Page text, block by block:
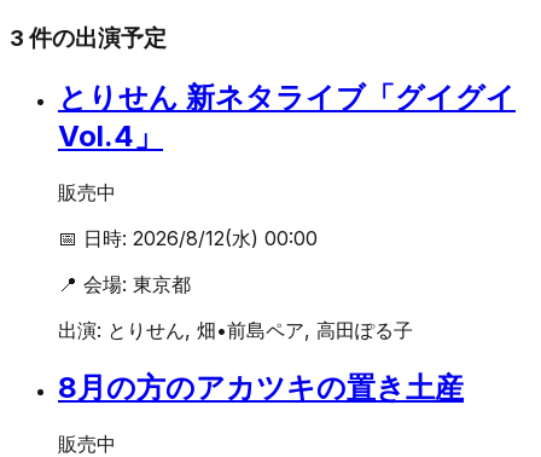
3 件の出演予定
とりせん 新ネタライブ「グイグイ
Vol.4」
販売中
📅 日時: 2026/8/12(水) 00:00
📍 会場: 東京都
出演: とりせん, 畑•前島ペア, 高田ぽる子
8月の方のアカツキの置き土産
販売中